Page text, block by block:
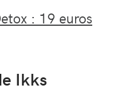
: 19 euros
Ikks